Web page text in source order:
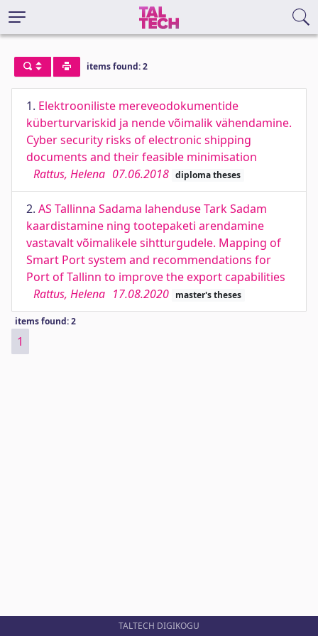
items found: 2
1. Elektrooniliste mereveodokumentide
küberturvariskid ja nende võimalik vähendamine.
Cyber security risks of electronic shipping
documents and their feasible minimisation
Rattus, Helena 07.06.2018 diploma theses
2. AS Tallinna Sadama lahenduse Tark Sadam
kaardistamine ning tootepaketi arendamine
vastavalt võimalikele sihtturgudele. Mapping of
Smart Port system and recommendations for
Port of Tallinn to improve the export capabilities
Rattus, Helena 17.08.2020 master's theses
items found: 2
1
TALTECH DIGIKOGU